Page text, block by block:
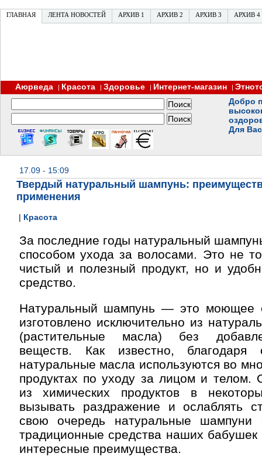
ГЛАВНАЯ ЛЕНТА НОВОСТЕЙ АРХИВ 1 АРХИВ 2 АРХИВ 3 АРХИВ 4
Аюрведа | Красота | Здоровье | Интернет-магазин |
Добро
Для
17.09 - 15:09
Твердый натуральный шампунь:
применения
| Красота
За последние годы натуральный
способом ухода за волосами. Это не
чистый и полезный продукт, но и
средство.
Натуральный шампунь — это моющее
изготовлено исключительно из
(растительные масла) без
веществ. Как известно, благодаря
натуральные масла используются во
продуктах по уходу за лицом и телом.
из химических продуктов в
вызывать раздражение и ослаблять
свою очередь натуральные шампуни
традиционные средства наших
интересные преимущества.